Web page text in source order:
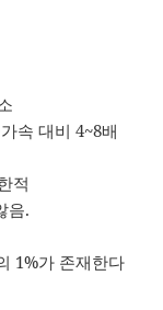
속 대비 4~8배
적
음.
1%가 존재한다